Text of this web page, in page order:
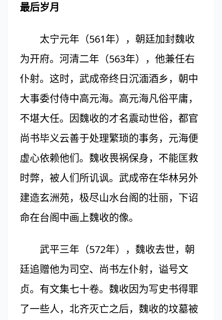
最后岁月
太宁元年（561年），朝廷加封魏收
为开府。河清二年（563年），他兼任右
仆射。这时，武成帝终日沉湎酒乡，朝中
大事委付侍中高元海。高元海凡俗平庸，
不堪大任。因魏收的才名震动世俗，都官
尚书毕义云善于处理繁琐的事务，元海便
虚心依赖他们。魏收畏祸保身，不能匡救
时弊，被人们所讥讽。武成帝在华林另外
建造玄洲苑，极尽山水台阁的壮丽，下诏
命在台阁中画上魏收的像。
武平三年（572年），魏收去世，朝
廷追赠他为司空、尚书左仆射，谥号文
贞。有文集七十卷。魏收因为写史书得罪
了一些人，北齐灭亡之后，魏收的坟墓被